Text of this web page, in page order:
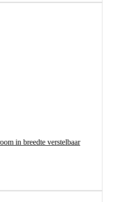
in breedte verstelbaar